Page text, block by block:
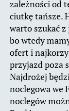
zależności od
ciutkę tańsze.
warto szukać
bo wtedy
ofert i
przyjazd poza
Najdrożej
noclegowa we
noclegów